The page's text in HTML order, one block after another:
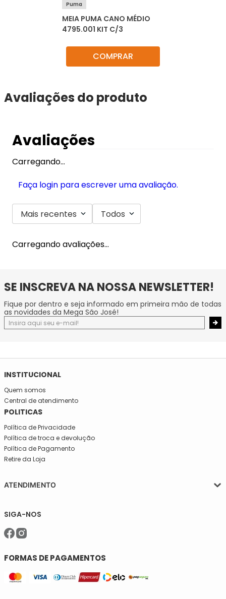
Puma
MEIA PUMA CANO MÉDIO
4795.001 KIT C/3
COMPRAR
Avaliações do produto
Avaliações
Carregando…
Faça login para escrever uma avaliação.
Mais recentes Todos
Carregando avaliações…
SE INSCREVA NA NOSSA NEWSLETTER!
Fique por dentro e seja informado em primeira mão de todas
as novidades da Mega São José!
INSTITUCIONAL
Quem somos
Central de atendimento
POLITICAS
Política de Privacidade
Política de troca e devolução
Política de Pagamento
Retire da Loja
ATENDIMENTO
Sexta, das 08:30 às 16h30.
Telefone: (11)5627-7800
WhatsApp: (11)94238-1925
sac@meiassaojose.com.br
SIGA-NOS
FORMAS DE PAGAMENTOS